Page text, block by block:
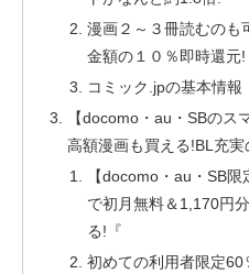
漫画２～３冊読むのも
金額の１０％即時還元!
コミック.jpの基本情報
【docomo・au・SBのス
高額漫画も買える!BL充実
【docomo・au・SB
で初月無料＆1,170円
る!『
初めての利用者限定